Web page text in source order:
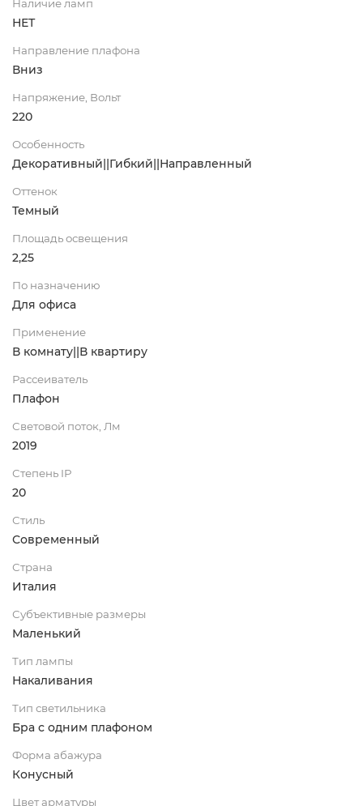
Наличие ламп
НЕТ
Направление плафона
Вниз
Напряжение, Вольт
220
Особенность
Декоративный||Гибкий||Направленный
Оттенок
Темный
Площадь освещения
2,25
По назначению
Для офиса
Применение
В комнату||В квартиру
Рассеиватель
Плафон
Световой поток, Лм
2019
Степень IP
20
Стиль
Современный
Страна
Италия
Субъективные размеры
Маленький
Тип лампы
Накаливания
Тип светильника
Бра с одним плафоном
Форма абажура
Конусный
Цвет арматуры